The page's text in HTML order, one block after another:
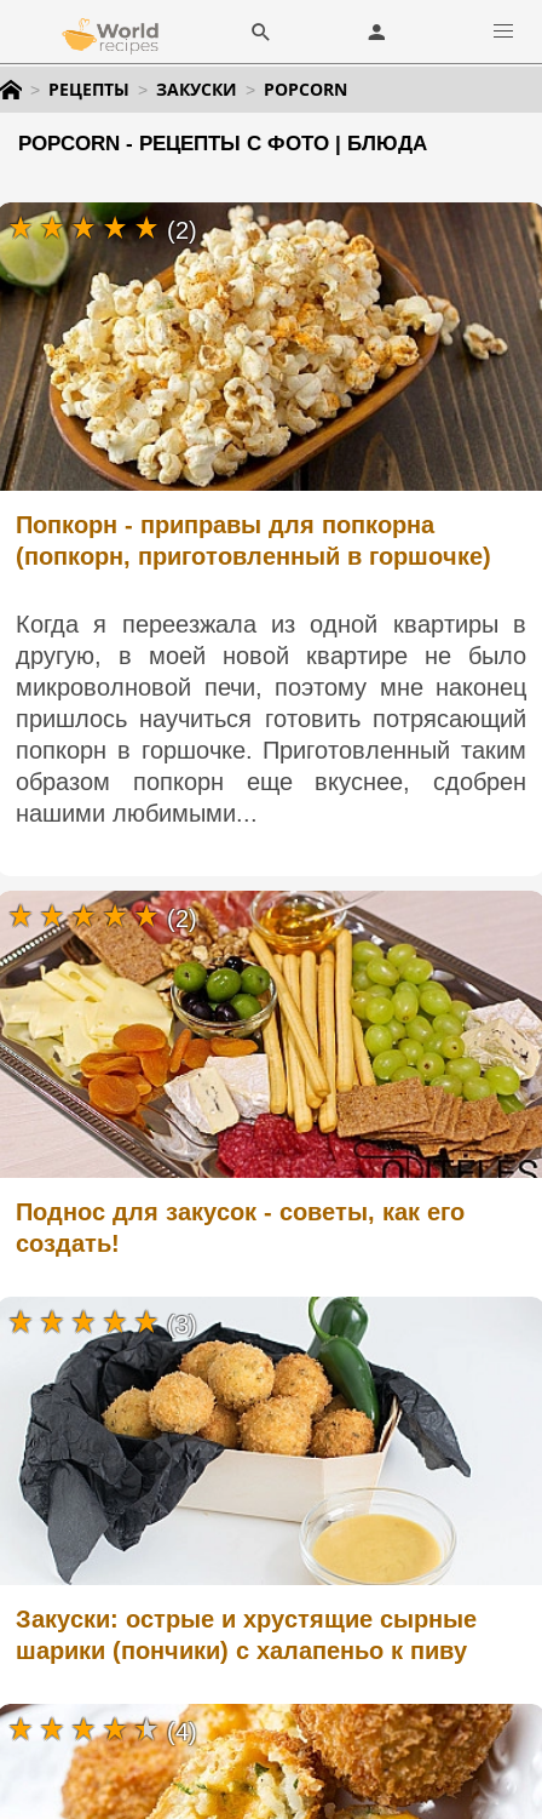
РЕЦЕПТЫ ЗАКУСКИ POPCORN
POPCORN - РЕЦЕПТЫ С ФОТО | БЛЮДА
Попкорн - приправы для попкорна
(попкорн, приготовленный в горшочке)
Когда я переезжала из одной квартиры в
другую, в моей новой квартире не было
микроволновой печи, поэтому мне наконец
пришлось научиться готовить потрясающий
попкорн в горшочке. Приготовленный таким
образом попкорн еще вкуснее, сдобрен
нашими любимыми...
(2)
Поднос для закусок - советы, как его
создать!
(2)
Закуски: острые и хрустящие сырные
шарики (пончики) с халапеньо к пиву
(3)
(4)